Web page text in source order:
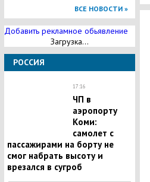
ВСЕ НОВОСТИ »
Добавить рекламное обьявление
Загрузка...
РОССИЯ
17:16
ЧП в
аэропорту
Коми:
самолет с
пассажирами на борту не
смог набрать высоту и
врезался в сугроб